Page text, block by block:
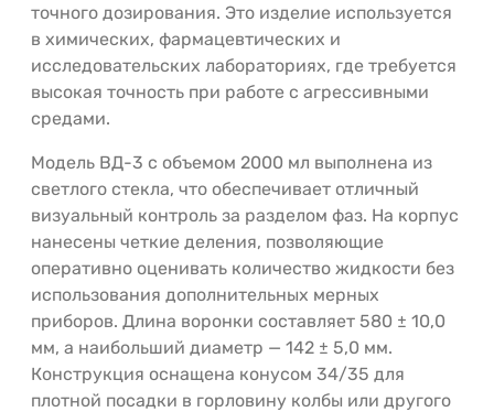
точного дозирования. Это изделие используется
в химических, фармацевтических и
исследовательских лабораториях, где требуется
высокая точность при работе с агрессивными
средами.
Модель ВД-3 с объемом 2000 мл выполнена из
светлого стекла, что обеспечивает отличный
визуальный контроль за разделом фаз. На корпус
нанесены четкие деления, позволяющие
оперативно оценивать количество жидкости без
использования дополнительных мерных
приборов. Длина воронки составляет 580 ± 10,0
мм, а наибольший диаметр — 142 ± 5,0 мм.
Конструкция оснащена конусом 34/35 для
плотной посадки в горловину колбы или другого